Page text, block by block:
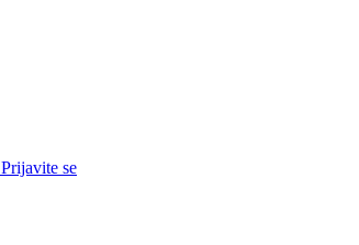
Prijavite se